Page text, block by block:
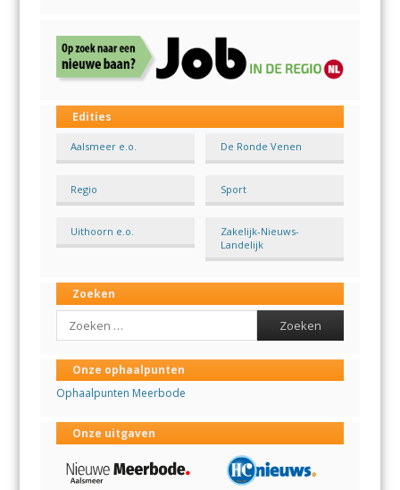
Edities
Aalsmeer e.o. De Ronde Venen
Regio Sport
Uithoorn e.o.
Zakelijk-Nieuws-
Landelijk
Zoeken
Search
Onze ophaalpunten
Ophaalpunten Meerbode
Onze uitgaven